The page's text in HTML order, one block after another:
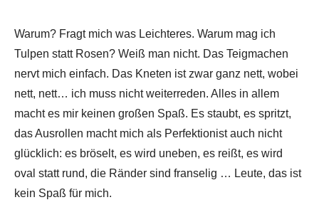
Warum? Fragt mich was Leichteres. Warum mag ich
Tulpen statt Rosen? Weiß man nicht. Das Teigmachen
nervt mich einfach. Das Kneten ist zwar ganz nett, wobei
nett, nett… ich muss nicht weiterreden. Alles in allem
macht es mir keinen großen Spaß. Es staubt, es spritzt,
das Ausrollen macht mich als Perfektionist auch nicht
glücklich: es bröselt, es wird uneben, es reißt, es wird
oval statt rund, die Ränder sind franselig … Leute, das ist
kein Spaß für mich.